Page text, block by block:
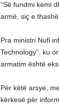
“Së fundmi kemi
armë, siç e
Pra ministri Nufi
Technology”, ku
armatim është
Për këtë arsye,
kërkesë për